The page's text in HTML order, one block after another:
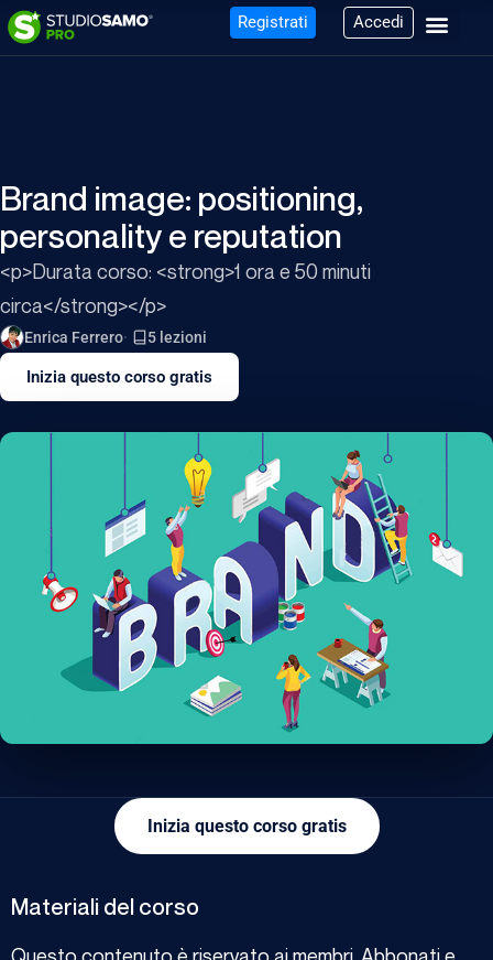
Registrati Accedi
Brand image: positioning,
personality e reputation
<p>Durata corso: <strong>1 ora e 50 minuti
circa</strong></p>
Enrica Ferrero 5 lezioni
Inizia questo corso gratis
Inizia questo corso gratis
Materiali del corso